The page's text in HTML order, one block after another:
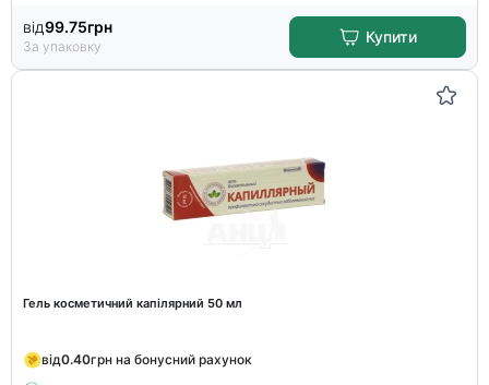
від99.75грн
За упаковку
Купити
Гель косметичний капілярний 50 мл
від0.40грн на бонусний рахунок